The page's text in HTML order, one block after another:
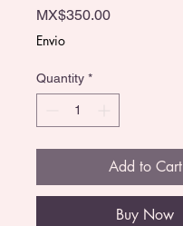
MX$350.00Price
Envio
Quantity *
Add to Cart
Buy Now